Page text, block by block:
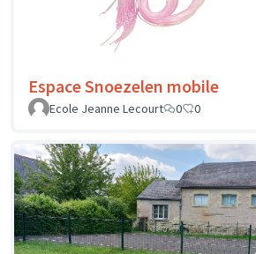
Espace Snoezelen mobile
Ecole Jeanne Lecourt
0 0